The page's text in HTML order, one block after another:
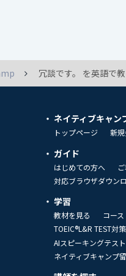
冗談です。 を英語で
ネイティブキャン
トップページ 新
ガイド
はじめての方へ
対応ブラウザダウン
学習
教材を見る コー
TOEIC®L&R TEST対策
AIスピーキングテスト
ネイティブキャンプ